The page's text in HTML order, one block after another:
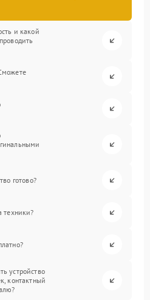
и какой
готово?
техники?
устройство
контактный